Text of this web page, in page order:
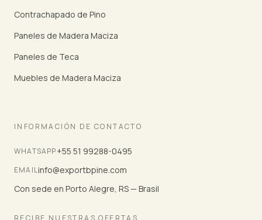
Contrachapado de Pino
Paneles de Madera Maciza
Paneles de Teca
Muebles de Madera Maciza
INFORMACIÓN DE CONTACTO
WHATSAPP+55 51 99288-0495
EMAILinfo@exportbpine.com
Con sede en Porto Alegre, RS — Brasil